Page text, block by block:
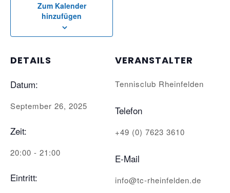
Zum Kalender
hinzufügen
DETAILS
Datum:
September 26, 2025
Zeit:
20:00 - 21:00
Eintritt:
VERANSTALTER
Tennisclub Rheinfelden
Telefon
+49 (0) 7623 3610
E-Mail
info@tc-rheinfelden.de